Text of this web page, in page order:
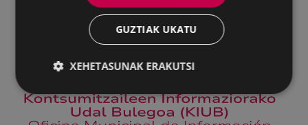
GUZTIAK UKATU
XEHETASUNAK ERAKUTSI